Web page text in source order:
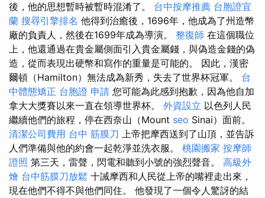
後，他的思想暫時被暫時混淆了。 台中按摩推薦 台胞證宜
蘭 搜尋引擎排名 他得到治癒後，1696年，他成為了州造幣
廠的負責人，然後在1699年成為導演。 整復師 在這個職位
上，他還通過在貴金屬側面引入貴金屬錢，與偽造金錢的偽
造，從而表現出硬幣和寫作的重量是可能的。 因此，漢密
爾頓（Hamilton）無法成為新秀，失去了世界杯冠軍。 台
中體態矯正 台胞證 申請 您可能為此感到抱歉，因為他自加
拿大大獎賽以來一直在領導世界杯。 外資設立 以色列人民
繼續他們的旅程，停在西奈山（Mount seo Sinai）面前。
清潔公司費用 台中 筋膜刀 上帝把摩西送到了山頂，並告訴
人們準備與他的約會一起乾淨並洗衣服。 桃園搬家 按摩師
證照 第三天，雷聲，閃電和聽到小號的強烈聲音。 高級外
燴 台中筋膜刀放鬆 十誡摩西和人民從上帝的嘴裡走出來，
現在他們不得不與他們同住。 他發現了一個令人驚訝的結